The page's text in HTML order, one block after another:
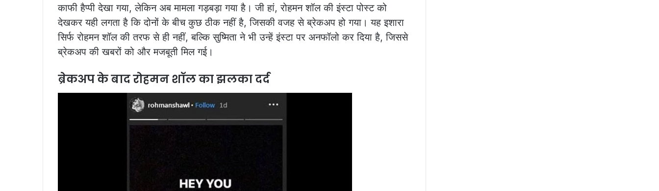
काफी हैप्पी देखा गया, लेकिन अब मामला गड़बड़ा गया है। जी हां, रोहमन शॉल की इंस्टा पोस्ट को
देखकर यही लगता है कि दोनों के बीच कुछ ठीक नहीं है, जिसकी वजह से ब्रेकअप हो गया। यह इशारा
सिर्फ रोहमन शॉल की तरफ से ही नहीं, बल्कि सुष्मिता ने भी उन्हें इंस्टा पर अनफॉलो कर दिया है, जिससे
ब्रेकअप की खबरों को और मजबूती मिल गई।
ब्रेकअप के बाद रोहमन शॉल का झलका दर्द